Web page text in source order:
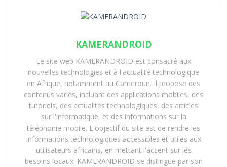
KAMERANDROID
Le site web KAMERANDROID est consacré aux
nouvelles technologies et à l'actualité technologique
en Afrique, notamment au Cameroun. Il propose des
contenus variés, incluant des applications mobiles, des
tutoriels, des actualités technologiques, des articles
sur l'informatique, et des informations sur la
téléphonie mobile. L'objectif du site est de rendre les
informations technologiques accessibles et utiles aux
utilisateurs africains, en mettant l'accent sur les
besoins locaux. KAMERANDROID se distingue par son